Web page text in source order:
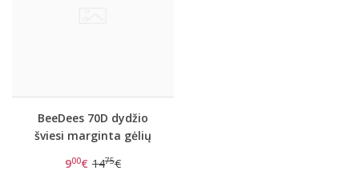
BeeDees 70D dydžio
šviesi marginta gėlių
liemenėlė Happy Heart
900€ 1475€